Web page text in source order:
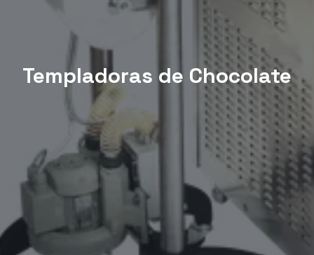
Templadoras de Chocolate